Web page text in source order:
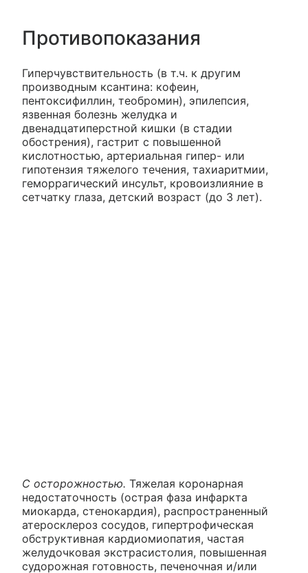
Противопоказания
Гиперчувствительность (в т.ч. к другим
производным ксантина: кофеин,
пентоксифиллин, теобромин), эпилепсия,
язвенная болезнь желудка и
двенадцатиперстной кишки (в стадии
обострения), гастрит с повышенной
кислотностью, артериальная гипер- или
гипотензия тяжелого течения, тахиаритмии,
геморрагический инсульт, кровоизлияние в
сетчатку глаза, детский возраст (до 3 лет).
С осторожностью. Тяжелая коронарная
недостаточность (острая фаза инфаркта
миокарда, стенокардия), распространенный
атеросклероз сосудов, гипертрофическая
обструктивная кардиомиопатия, частая
желудочковая экстрасистолия, повышенная
судорожная готовность, печеночная и/или